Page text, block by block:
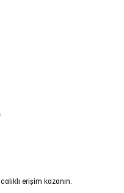
erişim kazanın.